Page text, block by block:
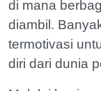
di mana
diambil.
termotivasi
diri dari dunia